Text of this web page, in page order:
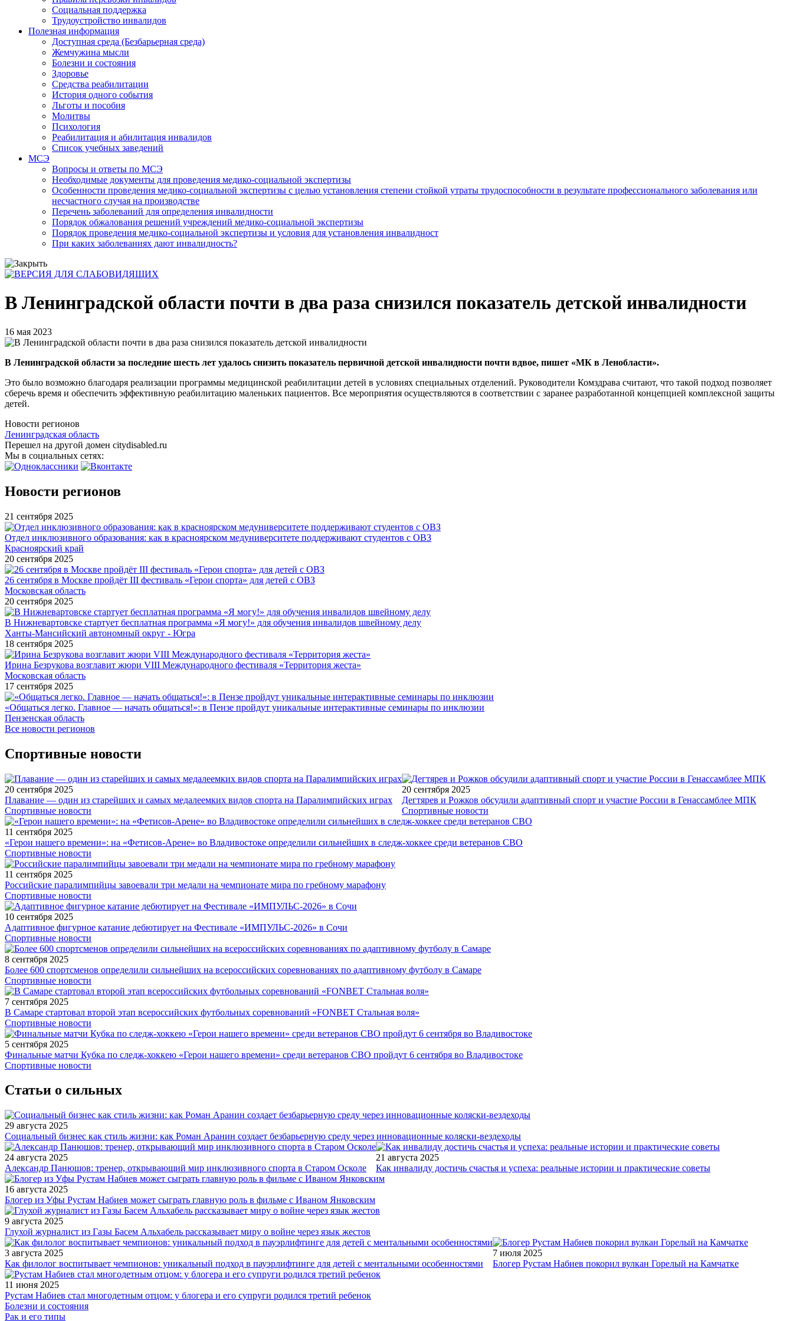
Социальная поддержка
Трудоустройство инвалидов
Полезная информация
Доступная среда (Безбарьерная среда)
Жемчужина мысли
Болезни и состояния
Здоровье
Средства реабилитации
История одного события
Льготы и пособия
Молитвы
Психология
Реабилитация и абилитация инвалидов
Список учебных заведений
МСЭ
Вопросы и ответы по МСЭ
Необходимые документы для проведения медико-социальной экспертизы
Особенности проведения медико-социальной экспертизы с целью установления степени стойкой утраты трудоспособности в результате профессионального заболевания или
несчастного случая на производстве
Перечень заболеваний для определения инвалидности
Порядок обжалования решений учреждений медико-социальной экспертизы
Порядок проведения медико-социальной экспертизы и условия для установления инвалидност
При каких заболеваниях дают инвалидность?
В Ленинградской области почти в два раза снизился показатель детской инвалидности
16 мая 2023
В Ленинградской области за последние шесть лет удалось снизить показатель первичной детской инвалидности почти вдвое, пишет «МК в Ленобласти».
Это было возможно благодаря реализации программы медицинской реабилитации детей в условиях специальных отделений. Руководители Комздрава считают, что такой подход позволяет
сберечь время и обеспечить эффективную реабилитацию маленьких пациентов. Все мероприятия осуществляются в соответствии с заранее разработанной концепцией комплексной защиты
детей.
Новости регионов
Ленинградская область
Перешел на другой домен citydisabled.ru
Мы в социальных сетях:
Новости регионов
21 сентября 2025
Отдел инклюзивного образования: как в красноярском медуниверситете поддерживают студентов с ОВЗ
Красноярский край
20 сентября 2025
26 сентября в Москве пройдёт III фестиваль «Герои спорта» для детей с ОВЗ
Московская область
20 сентября 2025
В Нижневартовске стартует бесплатная программа «Я могу!» для обучения инвалидов швейному делу
Ханты-Мансийский автономный округ - Югра
18 сентября 2025
Ирина Безрукова возглавит жюри VIII Международного фестиваля «Территория жеста»
Московская область
17 сентября 2025
«Общаться легко. Главное — начать общаться!»: в Пензе пройдут уникальные интерактивные семинары по инклюзии
Пензенская область
Все новости регионов
Спортивные новости
20 сентября 2025
Плавание — один из старейших и самых медалеемких видов спорта на Паралимпийских играх
Спортивные новости
20 сентября 2025
Дегтярев и Рожков обсудили адаптивный спорт и участие России в Генассамблее МПК
Спортивные новости
11 сентября 2025
«Герои нашего времени»: на «Фетисов-Арене» во Владивостоке определили сильнейших в следж-хоккее среди ветеранов СВО
Спортивные новости
11 сентября 2025
Российские паралимпийцы завоевали три медали на чемпионате мира по гребному марафону
Спортивные новости
10 сентября 2025
Адаптивное фигурное катание дебютирует на Фестивале «ИМПУЛЬС-2026» в Сочи
Спортивные новости
8 сентября 2025
Более 600 спортсменов определили сильнейших на всероссийских соревнованиях по адаптивному футболу в Самаре
Спортивные новости
7 сентября 2025
В Самаре стартовал второй этап всероссийских футбольных соревнований «FONBET Стальная воля»
Спортивные новости
5 сентября 2025
Финальные матчи Кубка по следж-хоккею «Герои нашего времени» среди ветеранов СВО пройдут 6 сентября во Владивостоке
Спортивные новости
Статьи о сильных
29 августа 2025
Социальный бизнес как стиль жизни: как Роман Аранин создает безбарьерную среду через инновационные коляски-вездеходы
24 августа 2025
Александр Панюшов: тренер, открывающий мир инклюзивного спорта в Старом Осколе
21 августа 2025
Как инвалиду достичь счастья и успеха: реальные истории и практические советы
16 августа 2025
Блогер из Уфы Рустам Набиев может сыграть главную роль в фильме с Иваном Янковским
9 августа 2025
Глухой журналист из Газы Басем Альхабель рассказывает миру о войне через язык жестов
3 августа 2025
Как филолог воспитывает чемпионов: уникальный подход в пауэрлифтинге для детей с ментальными особенностями
7 июля 2025
Блогер Рустам Набиев покорил вулкан Горелый на Камчатке
11 июня 2025
Рустам Набиев стал многодетным отцом: у блогера и его супруги родился третий ребенок
Болезни и состояния
Рак и его типы